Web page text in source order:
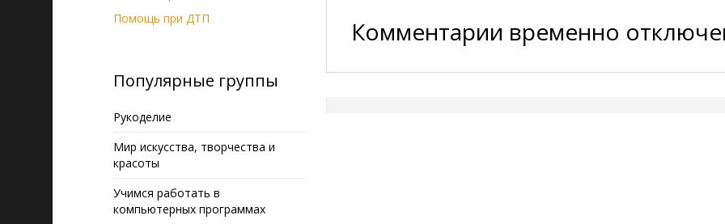
Помощь при ДТП
Популярные группы
Рукоделие
Мир искусства, творчества и
красоты
Учимся работать в
компьютерных программах
Комментарии временно